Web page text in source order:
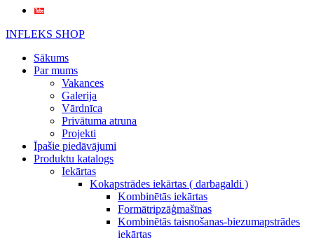
INFLEKS SHOP
Sākums
Par mums
Vakances
Galerija
Vārdnīca
Privātuma atruna
Projekti
Īpašie piedāvājumi
Produktu katalogs
Iekārtas
Kokapstrādes iekārtas ( darbagaldi )
Kombinētās iekārtas
Formātripzāģmašīnas
Kombinētās taisnošanas-biezumapstrādes
iekārtas